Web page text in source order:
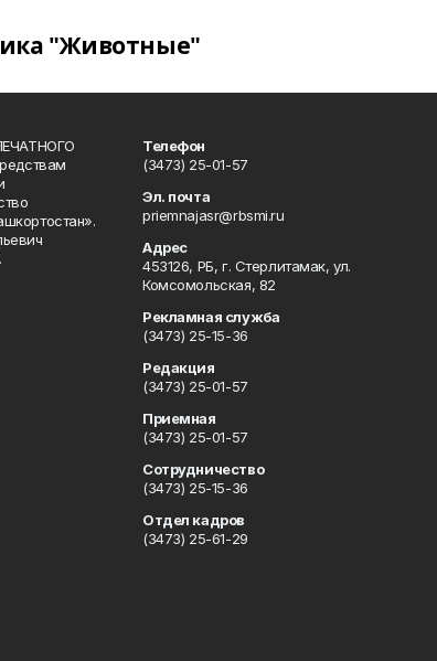
"Животные"
Телефон
(3473) 25-01-57
Эл. почта
priemnajasr@rbsmi.ru
Адрес
453126, РБ, г. Стерлитамак, ул.
Комсомольская, 82
Рекламная служба
(3473) 25-15-36
Редакция
(3473) 25-01-57
Приемная
(3473) 25-01-57
Сотрудничество
(3473) 25-15-36
Отдел кадров
(3473) 25-61-29